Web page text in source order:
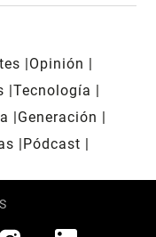
Opinión
Tecnología
Generación
Pódcast